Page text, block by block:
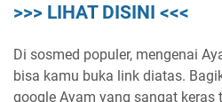
>>> LIHAT DISINI <<<
Di sosmed populer, mengenai
bisa kamu buka link diatas.
google Ayam yang sangat keras